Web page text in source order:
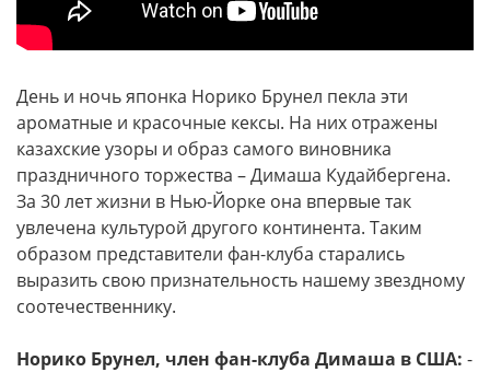
День и ночь японка Норико Брунел пекла эти
ароматные и красочные кексы. На них отражены
казахские узоры и образ самого виновника
праздничного торжества – Димаша Кудайбергена.
За 30 лет жизни в Нью-Йорке она впервые так
увлечена культурой другого континента. Таким
образом представители фан-клуба старались
выразить свою признательность нашему звездному
соотечественнику.
Норико Брунел, член фан-клуба Димаша в США: -